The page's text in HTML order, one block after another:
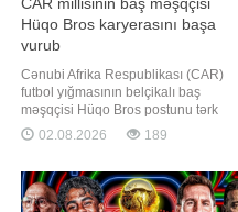
Hüqo Bros karyerasını başa
vurub
Cənubi Afrika Respublikası (CAR)
futbol yığmasının belçikalı baş
məşqçisi Hüqo Bros postunu tərk
edib. "Report" "Reuters"ə istinadən
xəbər verir ki, 74 yaşlı mütəxəssisin
iyulun 31-də başa çatan
müqaviləsinin müddəti uzadılmayıb.
02.08.2026 189